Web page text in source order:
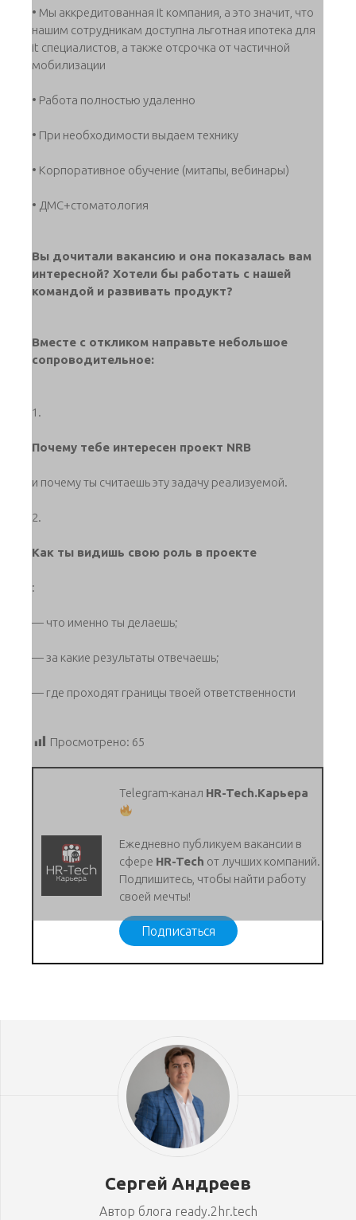
• Мы аккредитованная it компания, а это значит, что
нашим сотрудникам доступна льготная ипотека для
it специалистов, а также отсрочка от частичной
мобилизации
• Работа полностью удаленно
• При необходимости выдаем технику
• Корпоративное обучение (митапы, вебинары)
• ДМС+стоматология
Вы дочитали вакансию и она показалась вам
интересной? Хотели бы работать с нашей
командой и развивать продукт?
Вместе с откликом направьте небольшое
сопроводительное:
1.
Почему тебе интересен проект NRB
и почему ты считаешь эту задачу реализуемой.
2.
Как ты видишь свою роль в проекте
:
— что именно ты делаешь;
— за какие результаты отвечаешь;
— где проходят границы твоей ответственности
Просмотрено: 65
Telegram-канал HR-Tech.Карьера
Ежедневно публикуем вакансии в
сфере HR-Tech от лучших компаний.
Подпишитесь, чтобы найти работу
своей мечты!
Подписаться
Сергей Андреев
Автор блога ready.2hr.tech